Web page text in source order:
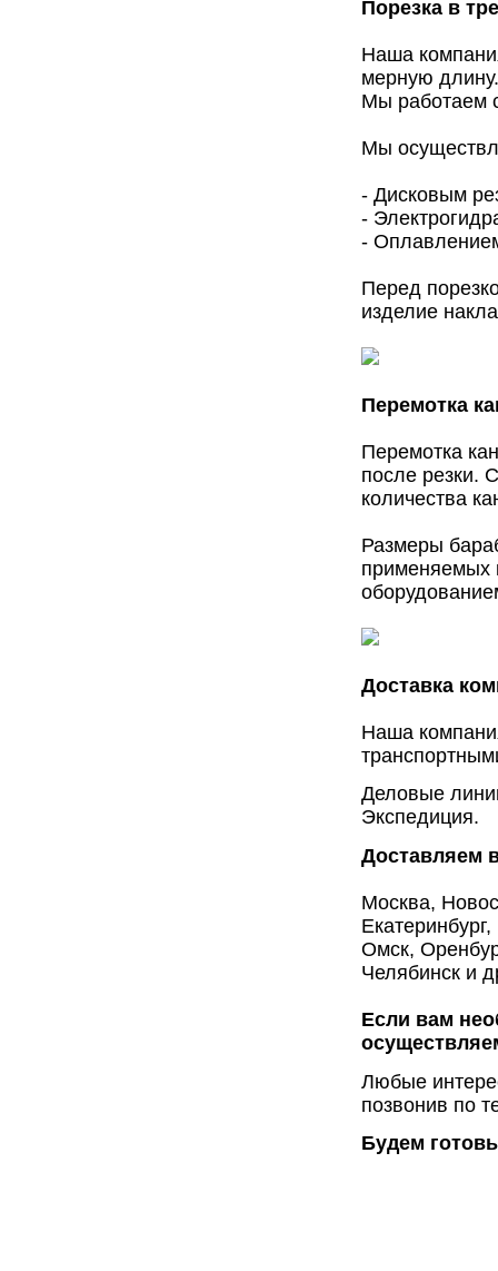
Порезка в
Наша
мерную длину.
Мы работаем
Мы
- Дисковым
-
-
Перед
изделие
Перемотка
Перемотка
после резки.
количества
Размеры
применяемых
Доставка
Наша
Деловые
Экспедиция.
Доставляем
Москва,
Омск,
Челябинск и
Если вам
Любые
позвонив по
Будем